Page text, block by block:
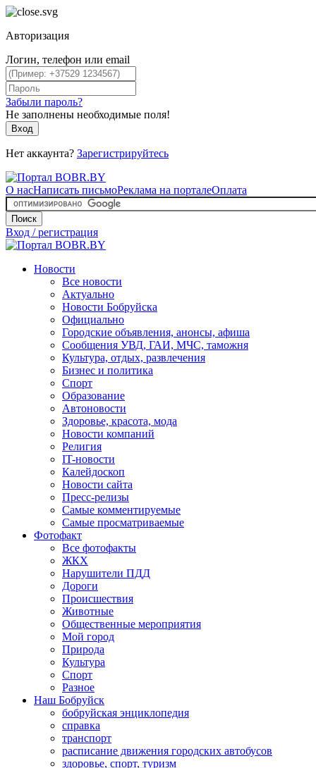
Авторизация
Логин, телефон или email
Забыли пароль?
Не заполнены необходимые поля!
Вход
Нет аккаунта? Зарегистрируйтесь
О насНаписать письмоРеклама на порталеОплата
Поиск
Вход / регистрация
Новости
Все новости
Актуально
Новости Бобруйска
Официально
Городские объявления, анонсы, афиша
Сообщения УВД, ГАИ, МЧС, таможня
Культура, отдых, развлечения
Бизнес и политика
Спорт
Образование
Автоновости
Здоровье, красота, мода
Новости компаний
Религия
IT-новости
Калейдоскоп
Новости сайта
Пресс-релизы
Самые комментируемые
Самые просматриваемые
Фотофакт
Все фотофакты
ЖКХ
Нарушители ПДД
Дороги
Происшествия
Животные
Общественные мероприятия
Мой город
Природа
Культура
Спорт
Разное
Наш Бобруйск
бобруйская энциклопедия
справка
транспорт
расписание движения городских автобусов
здоровье, спорт, туризм